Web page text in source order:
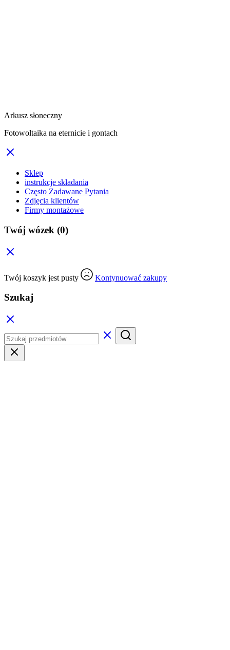
Arkusz słoneczny
Fotowoltaika na eternicie i gontach
Sklep
instrukcje składania
Często Zadawane Pytania
Zdjęcia klientów
Firmy montażowe
Twój wózek (0)
Twój koszyk jest pusty Kontynuować zakupy
Szukaj